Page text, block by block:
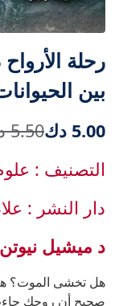
رحلة
بين
5.00 دك
5.50 دك
التصنيف :
دار النشر :
د ميشيل نيوتن
هل تخشى الموت؟
صحيح أن روحك